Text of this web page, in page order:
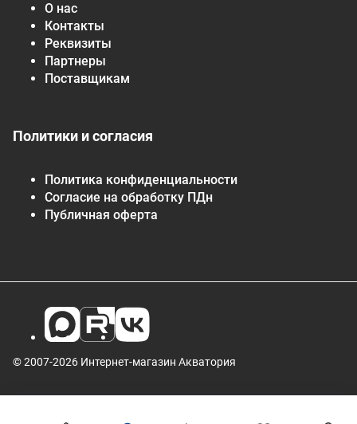
О нас
Контакты
Реквизиты
Партнеры
Поставщикам
Политики и согласия
Политика конфиденциальности
Согласие на обработку ПДн
Публичная оферта
© 2007-2026 Интернет-магазин Акватория